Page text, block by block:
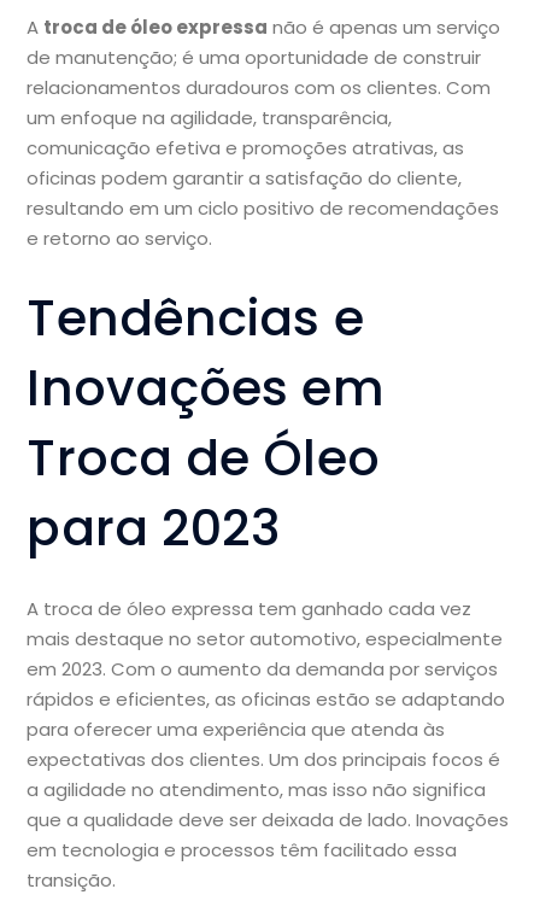
A troca de óleo expressa não é apenas um serviço
de manutenção; é uma oportunidade de construir
relacionamentos duradouros com os clientes. Com
um enfoque na agilidade, transparência,
comunicação efetiva e promoções atrativas, as
oficinas podem garantir a satisfação do cliente,
resultando em um ciclo positivo de recomendações
e retorno ao serviço.
Tendências e
Inovações em
Troca de Óleo
para 2023
A troca de óleo expressa tem ganhado cada vez
mais destaque no setor automotivo, especialmente
em 2023. Com o aumento da demanda por serviços
rápidos e eficientes, as oficinas estão se adaptando
para oferecer uma experiência que atenda às
expectativas dos clientes. Um dos principais focos é
a agilidade no atendimento, mas isso não significa
que a qualidade deve ser deixada de lado. Inovações
em tecnologia e processos têm facilitado essa
transição.